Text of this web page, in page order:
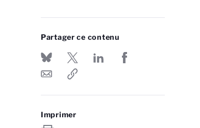
Partager ce contenu
Imprimer